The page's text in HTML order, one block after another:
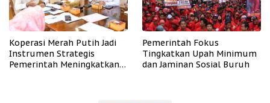
Koperasi Merah Putih Jadi
Instrumen Strategis
Pemerintah Meningkatkan
Pemerintah Fokus
Tingkatkan Upah Minimum
dan Jaminan Sosial Buruh